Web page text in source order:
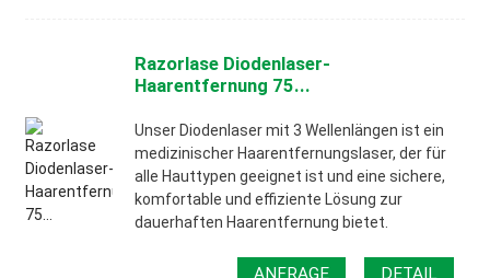
Razorlase Diodenlaser-
Haarentfernung 75...
Unser Diodenlaser mit 3 Wellenlängen ist ein
medizinischer Haarentfernungslaser, der für
alle Hauttypen geeignet ist und eine sichere,
komfortable und effiziente Lösung zur
dauerhaften Haarentfernung bietet.
ANFRAGE DETAIL